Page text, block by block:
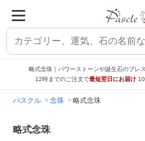
略式念珠｜パワーストーンや誕生石のブレ
12時までのご注文で最短翌日にお届け
パスクル 念珠 略式念珠
略式念珠